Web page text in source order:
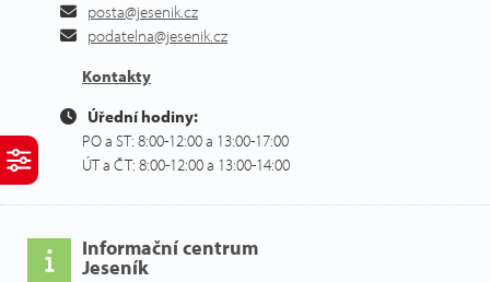
posta@jesenik.cz
podatelna@jesenik.cz
Kontakty
Úřední hodiny:
PO a ST: 8:00-12:00 a 13:00-17:00
ÚT a ČT: 8:00-12:00 a 13:00-14:00
Informační centrum
Jeseník